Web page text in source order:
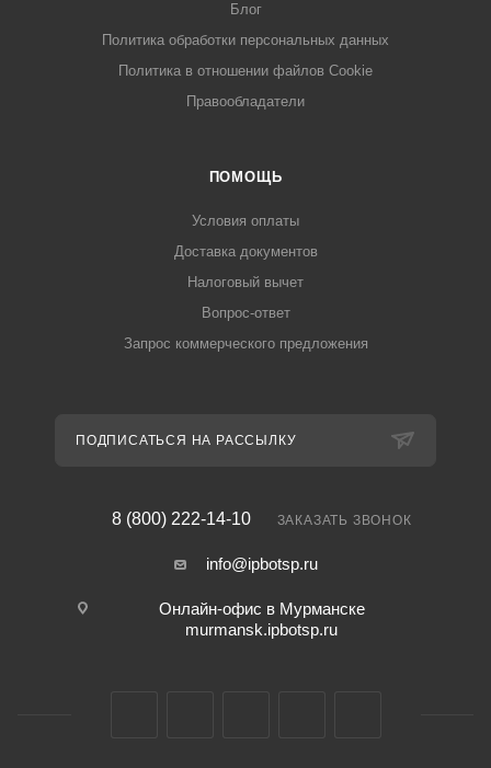
Блог
Политика обработки персональных данных
Политика в отношении файлов Cookie
Правообладатели
ПОМОЩЬ
Условия оплаты
Доставка документов
Налоговый вычет
Вопрос-ответ
Запрос коммерческого предложения
ПОДПИСАТЬСЯ НА РАССЫЛКУ
8 (800) 222-14-10 ЗАКАЗАТЬ ЗВОНОК
info@ipbotsp.ru
Онлайн-офис в Мурманске
murmansk.ipbotsp.ru